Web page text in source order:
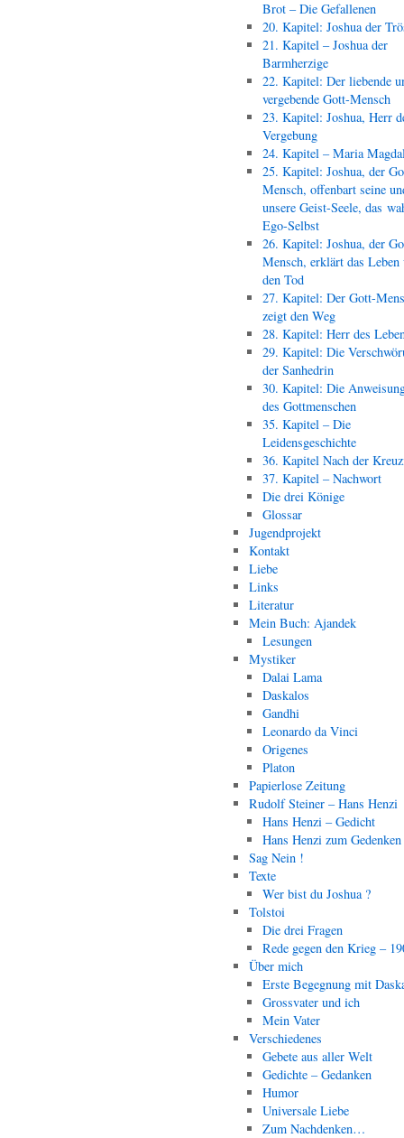
Brot – Die Gefallenen
20. Kapitel: Joshua der
21. Kapitel – Joshua der
Barmherzige
22. Kapitel: Der liebende
vergebende Gott-Mensch
23. Kapitel: Joshua, Herr
Vergebung
24. Kapitel – Maria
25. Kapitel: Joshua, der
Mensch, offenbart seine
unsere Geist-Seele, das
Ego-Selbst
26. Kapitel: Joshua, der
Mensch, erklärt das Leben
den Tod
27. Kapitel: Der Gott-
zeigt den Weg
28. Kapitel: Herr des
29. Kapitel: Die
der Sanhedrin
30. Kapitel: Die
des Gottmenschen
35. Kapitel – Die
Leidensgeschichte
36. Kapitel Nach der
37. Kapitel – Nachwort
Die drei Könige
Glossar
Jugendprojekt
Kontakt
Liebe
Links
Literatur
Mein Buch: Ajandek
Lesungen
Mystiker
Dalai Lama
Daskalos
Gandhi
Leonardo da Vinci
Origenes
Platon
Papierlose Zeitung
Rudolf Steiner – Hans Henzi
Hans Henzi – Gedicht
Hans Henzi zum Gedenken
Sag Nein !
Texte
Wer bist du Joshua ?
Tolstoi
Die drei Fragen
Rede gegen den Krieg –
Über mich
Erste Begegnung mit
Grossvater und ich
Mein Vater
Verschiedenes
Gebete aus aller Welt
Gedichte – Gedanken
Humor
Universale Liebe
Zum Nachdenken…